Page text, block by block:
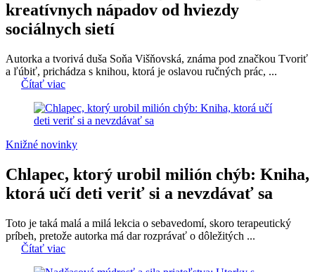
kreatívnych nápadov od hviezdy
sociálnych sietí
Autorka a tvorivá duša Soňa Višňovská, známa pod značkou Tvoriť
a ľúbiť, prichádza s knihou, ktorá je oslavou ručných prác, ...
Čítať viac
Knižné novinky
Chlapec, ktorý urobil milión chýb: Kniha,
ktorá učí deti veriť si a nevzdávať sa
Toto je taká malá a milá lekcia o sebavedomí, skoro terapeutický
príbeh, pretože autorka má dar rozprávať o dôležitých ...
Čítať viac